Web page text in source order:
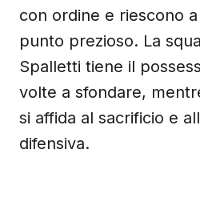
con ordine e riescono
punto prezioso. La
Spalletti tiene il
volte a sfondare,
si affida al sacrificio e
difensiva.